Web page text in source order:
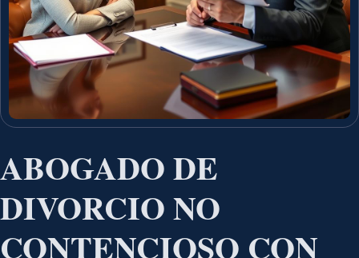
ABOGADO DE
DIVORCIO NO
CONTENCIOSO CON